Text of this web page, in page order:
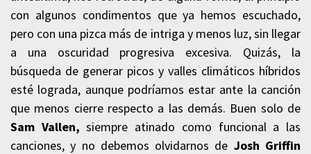
con algunos condimentos que ya hemos escuchado,
pero con una pizca más de intriga y menos luz, sin llegar
a una oscuridad progresiva excesiva. Quizás, la
búsqueda de generar picos y valles climáticos híbridos
esté lograda, aunque podríamos estar ante la canción
que menos cierre respecto a las demás. Buen solo de
Sam Vallen, siempre atinado como funcional a las
canciones, y no debemos olvidarnos de Josh Griffin